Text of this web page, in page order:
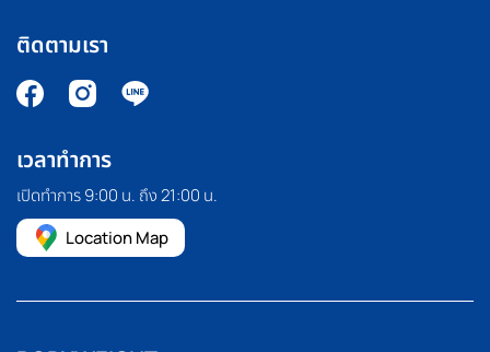
ติดตามเรา
เวลาทำการ
เปิดทำการ 9:00 น. ถึง 21:00 น.
Location Map